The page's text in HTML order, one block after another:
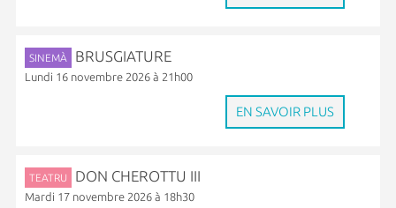
SINEMÀ BRUSGIATURE
Lundi 16 novembre 2026 à 21h00
EN SAVOIR PLUS
TEATRU DON CHEROTTU III
Mardi 17 novembre 2026 à 18h30